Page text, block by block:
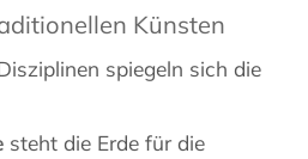
Künsten
spiegeln sich die
steht die Erde für die